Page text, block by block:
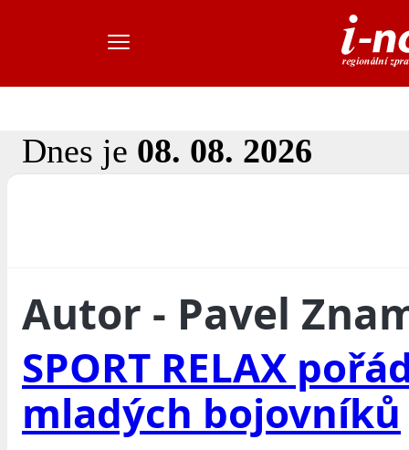
Dnes je 08. 08. 2026
Autor - Pavel
SPORT RELAX
mladých bojovníků